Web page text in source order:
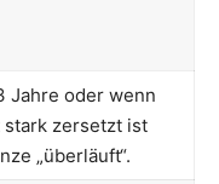
Jahre oder wenn
stark zersetzt ist
„überläuft“.